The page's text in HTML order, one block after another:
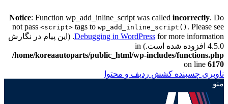
Notice: Function wp_add_inline_script was called incorrectly. Do
not pass <script> tags to wp_add_inline_script() . Please see
Debugging in WordPressfor more information. (این پیام در نگارش
4.5.0 افزوده شده است.) in
/home/koreaautoparts/public_html/wp-includes/functions.php
on line 6170
ناوبری چسبنده کشش ردیف و محتوا
منو